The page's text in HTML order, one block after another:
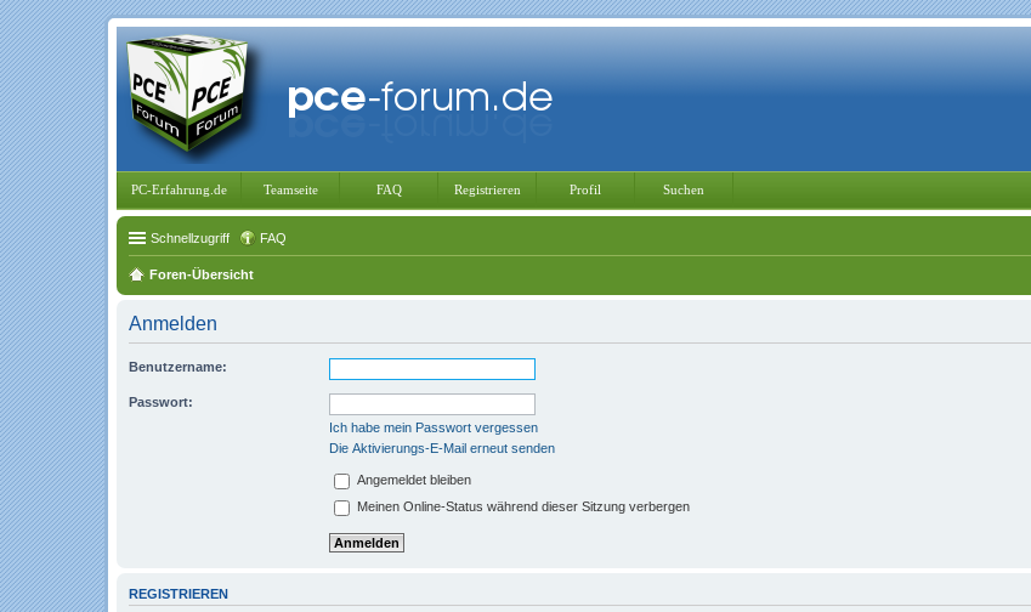
PC-Erfahrung.de Teamseite FAQ Registrieren Profil Suchen
Schnellzugriff FAQ
Foren-Übersicht
Anmelden
Benutzername:
Passwort:
Ich habe mein Passwort vergessen
Die Aktivierungs-E-Mail erneut senden
Angemeldet bleiben
Meinen Online-Status während dieser Sitzung verbergen
REGISTRIEREN